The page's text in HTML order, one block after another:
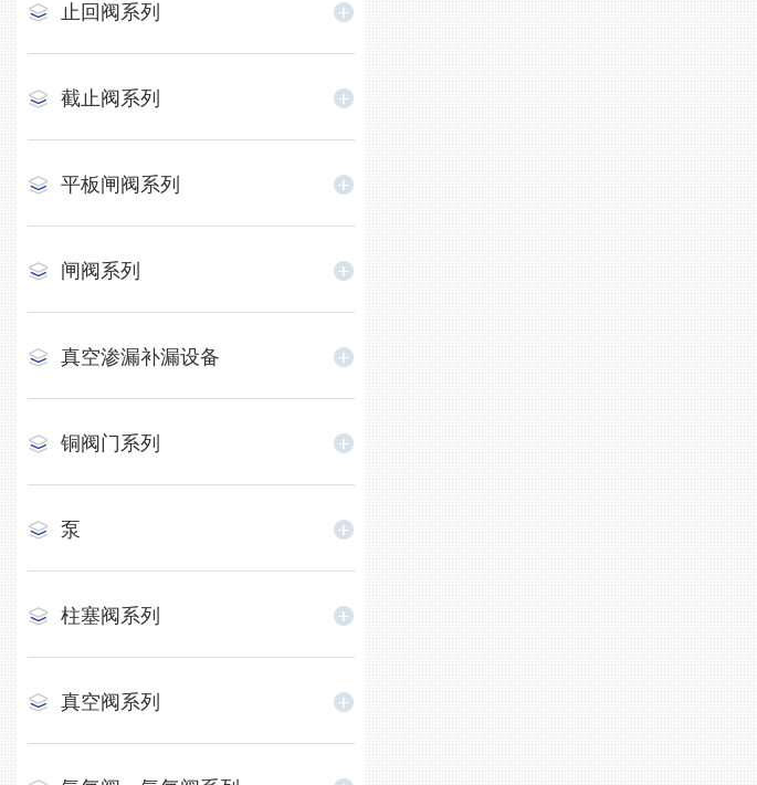
止回阀系列
截止阀系列
平板闸阀系列
闸阀系列
真空渗漏补漏设备
铜阀门系列
泵
柱塞阀系列
真空阀系列